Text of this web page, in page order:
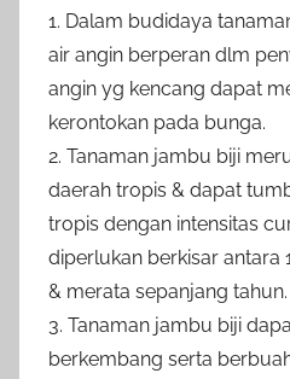
1. Dalam budidaya
air angin berperan dlm
angin yg kencang dapat
kerontokan pada bunga.
2. Tanaman jambu biji
daerah tropis & dapat
tropis dengan intensitas
diperlukan berkisar
& merata sepanjang tahun.
3. Tanaman jambu biji
berkembang serta